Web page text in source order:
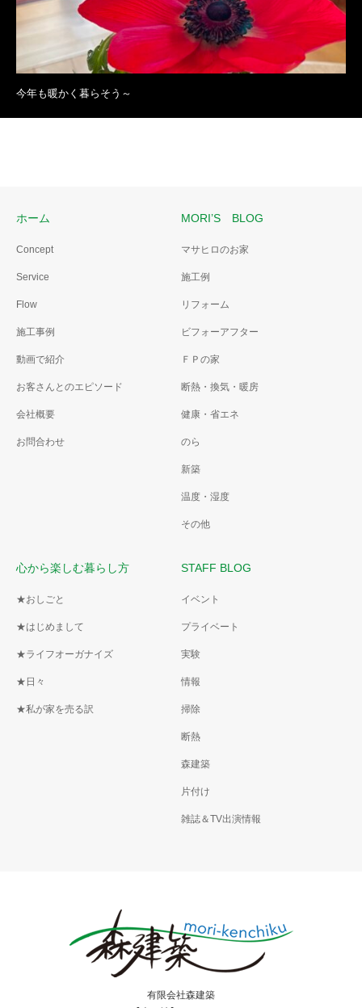
今年も暖かく暮らそう～
ホーム
Concept
Service
Flow
施工事例
動画で紹介
お客さんとのエピソード
会社概要
お問合わせ
MORI’S BLOG
マサヒロのお家
施工例
リフォーム
ビフォーアフター
ＦＰの家
断熱・換気・暖房
健康・省エネ
のら
新築
温度・湿度
その他
心から楽しむ暮らし方
★おしごと
★はじめまして
★ライフオーガナイズ
★日々
★私が家を売る訳
STAFF BLOG
イベント
プライベート
実験
情報
掃除
断熱
森建築
片付け
雑誌＆TV出演情報
有限会社森建築